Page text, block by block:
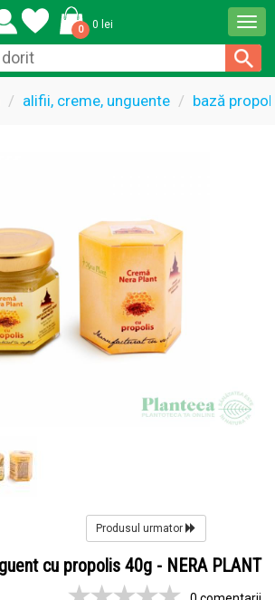
0 0 lei
alifii, creme, unguente bază
Produsul urmator
cu propolis 40g - NERA PLANT